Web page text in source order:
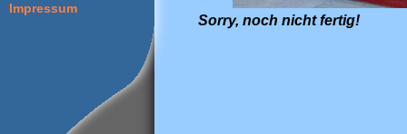
Impressum
Sorry, noch nicht fertig!